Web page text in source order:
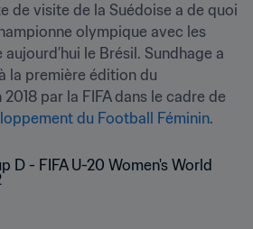
de visite de la Suédoise a de quoi
olympique avec les
le Brésil. Sundhage a
la première édition du
par la FIFA dans le cadre de
du Football Féminin.